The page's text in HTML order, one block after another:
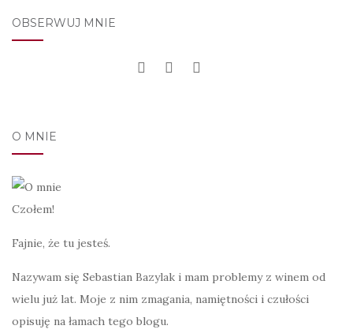
OBSERWUJ MNIE
O MNIE
Czołem!
Fajnie, że tu jesteś.
Nazywam się Sebastian Bazylak i mam problemy z winem od
wielu już lat. Moje z nim zmagania, namiętności i czułości
opisuję na łamach tego blogu.